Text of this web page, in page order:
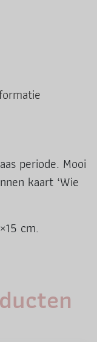
periode. Mooi
kaart ‘Wie
cm.